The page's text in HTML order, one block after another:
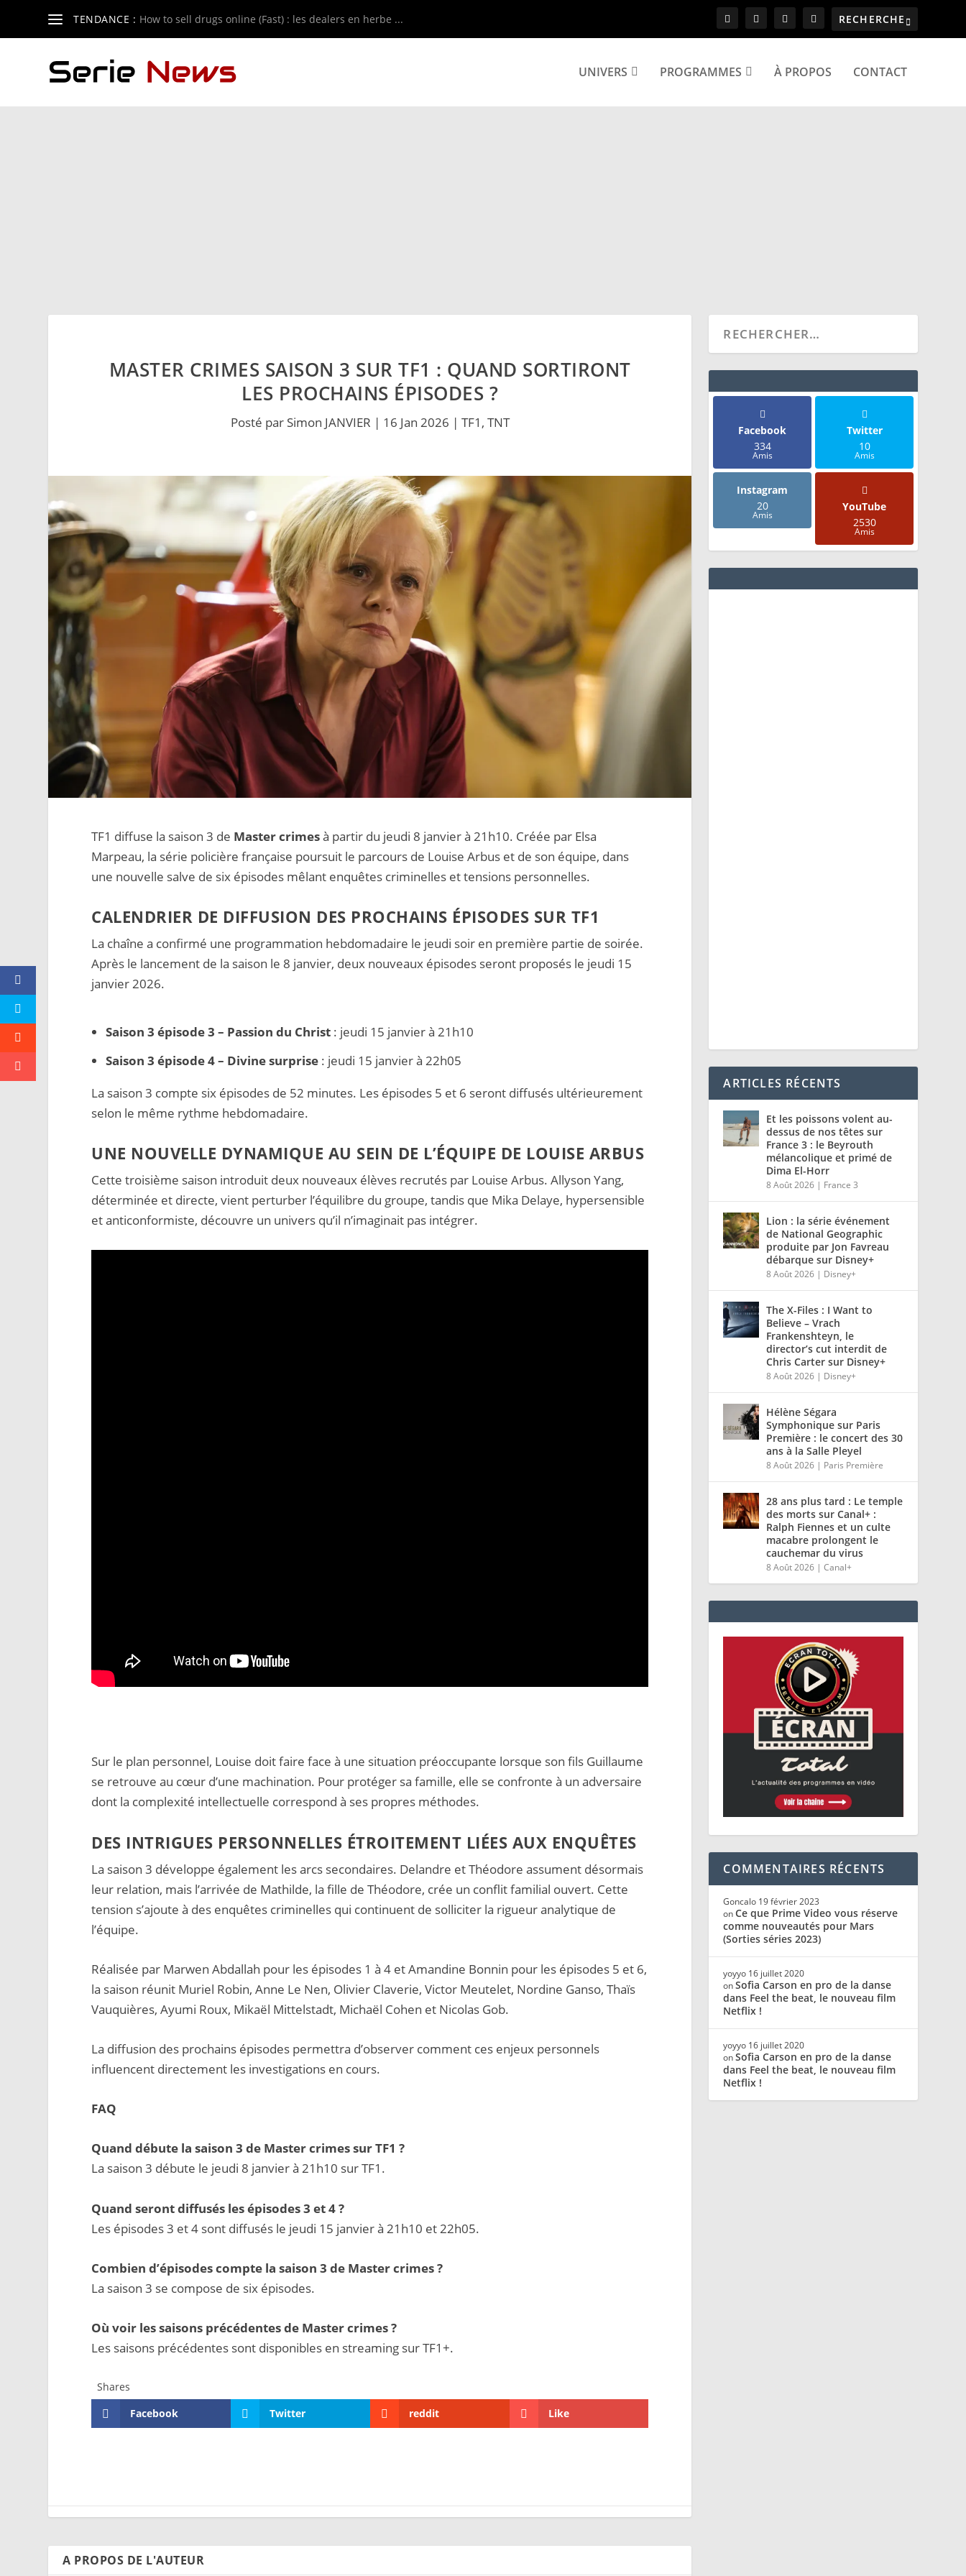
TENDANCE : How to sell drugs online (Fast) : les dealers en herbe ...
UNIVERS PROGRAMMES À PROPOS CONTACT
MASTER CRIMES SAISON 3 SUR TF1 : QUAND SORTIRONT
LES PROCHAINS ÉPISODES ?
Posté par Simon JANVIER | 16 Jan 2026 | TF1 , TNT
TF1 diffuse la saison 3 de Master crimesà partir du jeudi 8 janvier à 21h10. Créée par Elsa
Marpeau, la série policière française poursuit le parcours de Louise Arbus et de son équipe, dans
une nouvelle salve de six épisodes mêlant enquêtes criminelles et tensions personnelles.
CALENDRIER DE DIFFUSION DES PROCHAINS ÉPISODES SUR TF1
La chaîne a confirmé une programmation hebdomadaire le jeudi soir en première partie de soirée.
Après le lancement de la saison le 8 janvier, deux nouveaux épisodes seront proposés le jeudi 15
janvier 2026.
Saison 3 épisode 3 – Passion du Christ: jeudi 15 janvier à 21h10
Saison 3 épisode 4 – Divine surprise: jeudi 15 janvier à 22h05
La saison 3 compte six épisodes de 52 minutes. Les épisodes 5 et 6 seront diffusés ultérieurement
selon le même rythme hebdomadaire.
UNE NOUVELLE DYNAMIQUE AU SEIN DE L’ÉQUIPE DE LOUISE ARBUS
Cette troisième saison introduit deux nouveaux élèves recrutés par Louise Arbus. Allyson Yang,
déterminée et directe, vient perturber l’équilibre du groupe, tandis que Mika Delaye, hypersensible
et anticonformiste, découvre un univers qu’il n’imaginait pas intégrer.
Sur le plan personnel, Louise doit faire face à une situation préoccupante lorsque son fils Guillaume
se retrouve au cœur d’une machination. Pour protéger sa famille, elle se confronte à un adversaire
dont la complexité intellectuelle correspond à ses propres méthodes.
DES INTRIGUES PERSONNELLES ÉTROITEMENT LIÉES AUX ENQUÊTES
La saison 3 développe également les arcs secondaires. Delandre et Théodore assument désormais
leur relation, mais l’arrivée de Mathilde, la fille de Théodore, crée un conflit familial ouvert. Cette
tension s’ajoute à des enquêtes criminelles qui continuent de solliciter la rigueur analytique de
l’équipe.
Réalisée par Marwen Abdallah pour les épisodes 1 à 4 et Amandine Bonnin pour les épisodes 5 et 6,
la saison réunit Muriel Robin, Anne Le Nen, Olivier Claverie, Victor Meutelet, Nordine Ganso, Thaïs
Vauquières, Ayumi Roux, Mikaël Mittelstadt, Michaël Cohen et Nicolas Gob.
La diffusion des prochains épisodes permettra d’observer comment ces enjeux personnels
influencent directement les investigations en cours.
FAQ
Quand débute la saison 3 de Master crimes sur TF1 ?
La saison 3 débute le jeudi 8 janvier à 21h10 sur TF1.
Quand seront diffusés les épisodes 3 et 4 ?
Les épisodes 3 et 4 sont diffusés le jeudi 15 janvier à 21h10 et 22h05.
Combien d’épisodes compte la saison 3 de Master crimes ?
La saison 3 se compose de six épisodes.
Où voir les saisons précédentes de Master crimes ?
Les saisons précédentes sont disponibles en streaming sur TF1+.
Shares
Facebook
Twitter reddit Like
A PROPOS DE L'AUTEUR
Facebook
334
Amis
Twitter
10
Amis
Instagram
20
Amis
YouTube
2530
Amis
ARTICLES RÉCENTS
Et les poissons volent au-
dessus de nos têtes sur
France 3 : le Beyrouth
mélancolique et primé de
Dima El-Horr
8 Août 2026 | France 3
Lion : la série événement
de National Geographic
produite par Jon Favreau
débarque sur Disney+
8 Août 2026 | Disney+
The X-Files : I Want to
Believe – Vrach
Frankenshteyn, le
director’s cut interdit de
Chris Carter sur Disney+
8 Août 2026 | Disney+
Hélène Ségara
Symphonique sur Paris
Première : le concert des 30
ans à la Salle Pleyel
8 Août 2026 | Paris Première
28 ans plus tard : Le temple
des morts sur Canal+ :
Ralph Fiennes et un culte
macabre prolongent le
cauchemar du virus
8 Août 2026 |Canal+
COMMENTAIRES RÉCENTS
Goncalo 19 février 2023
onCe que Prime Video vous réserve
comme nouveautés pour Mars
(Sorties séries 2023)
yoyyo 16 juillet 2020
onSofia Carson en pro de la danse
dans Feel the beat, le nouveau film
Netflix !
yoyyo 16 juillet 2020
onSofia Carson en pro de la danse
dans Feel the beat, le nouveau film
Netflix !